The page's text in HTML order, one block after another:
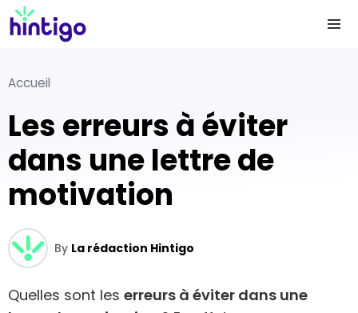
Accueil
Les erreurs à éviter
dans une lettre de
motivation
By La rédaction Hintigo
Quelles sont les erreurs à éviter dans une